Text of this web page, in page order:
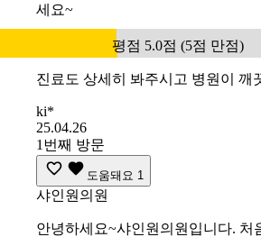
세요~
평점 5.0점 (5점 만점)
진료도 상세히 봐주시고 병원이 깨
ki*
25.04.26
1번째 방문
도움돼요 1
샤인원의원
안녕하세요~샤인원의원입니다. 처